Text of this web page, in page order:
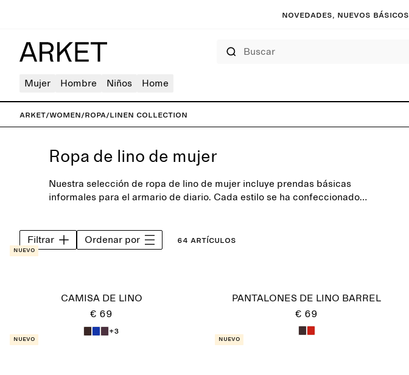
Novedades, nuevos básicos
Mujer Hombre Niños Home
ARKET/Women/Ropa/Linen Collection
Ropa de lino de mujer
Nuestra selección de ropa de lino de mujer incluye prendas básicas
informales para el armario de diario. Cada estilo se ha confeccionado
Filtrar
Ordenar por 64 artículos
Nuevo
CAMISA DE LINO
€ 69
+3
PANTALONES DE LINO BARREL
€ 69
Nuevo Nuevo